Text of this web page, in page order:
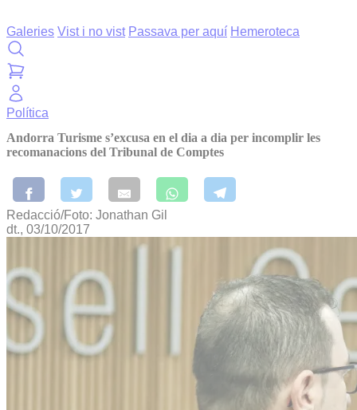
Galeries Vist i no vist Passava per aquí Hemeroteca
Política
Andorra Turisme s’excusa en el dia a dia per incomplir les
recomanacions del Tribunal de Comptes
Redacció/Foto: Jonathan Gil
dt., 03/10/2017